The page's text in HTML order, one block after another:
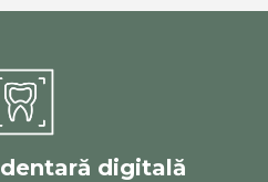
digitală